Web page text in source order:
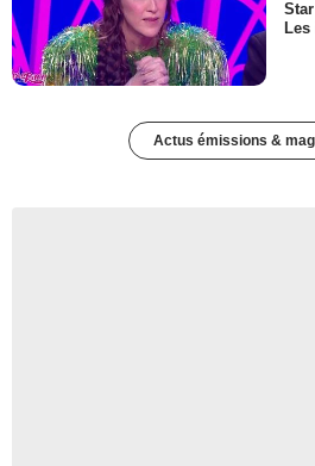
Actus émissions &